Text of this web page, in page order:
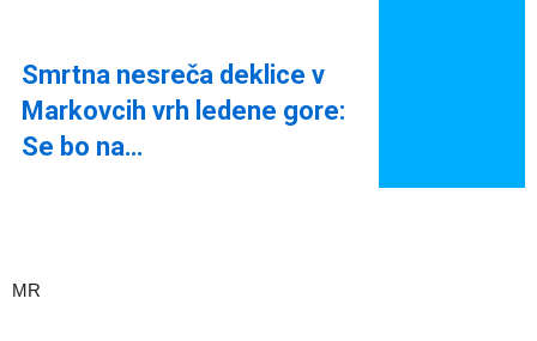
Smrtna nesreča deklice v
Markovcih vrh ledene gore:
Se bo na…
MR